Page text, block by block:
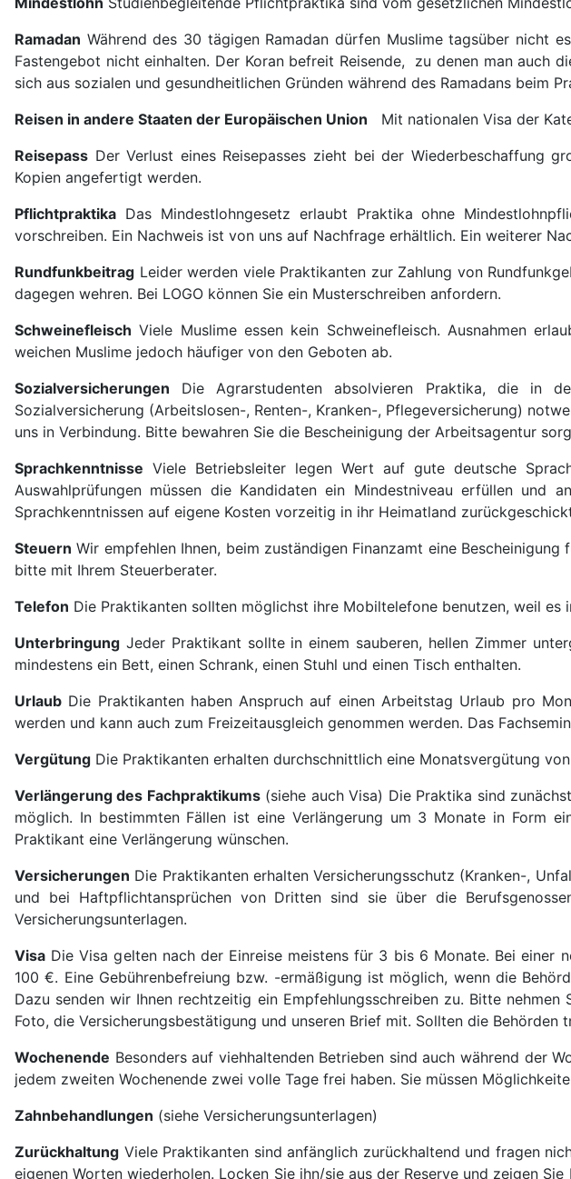
Ramadan Während des 30 tägigen Ramadan dürfen Muslime tagsüber nicht
Fastengebot nicht einhalten. Der Koran befreit Reisende, zu denen man auch
sich aus sozialen und gesundheitlichen Gründen während des Ramadans beim
Reisen in andere Staaten der Europäischen Union Mit nationalen Visa der
Reisepass Der Verlust eines Reisepasses zieht bei der Wiederbeschaffung
Kopien angefertigt werden.
Pflichtpraktika Das Mindestlohngesetz erlaubt Praktika ohne
vorschreiben. Ein Nachweis ist von uns auf Nachfrage erhältlich. Ein weiterer
Rundfunkbeitrag Leider werden viele Praktikanten zur Zahlung von
dagegen wehren. Bei LOGO können Sie ein Musterschreiben anfordern.
Schweinefleisch Viele Muslime essen kein Schweinefleisch. Ausnahmen
weichen Muslime jedoch häufiger von den Geboten ab.
Sozialversicherungen Die Agrarstudenten absolvieren Praktika, die in
Sozialversicherung (Arbeitslosen-, Renten-, Kranken-, Pflegeversicherung)
uns in Verbindung. Bitte bewahren Sie die Bescheinigung der Arbeitsagentur
Sprachkenntnisse Viele Betriebsleiter legen Wert auf gute deutsche
Auswahlprüfungen müssen die Kandidaten ein Mindestniveau erfüllen und
Sprachkenntnissen auf eigene Kosten vorzeitig in ihr Heimatland
Steuern Wir empfehlen Ihnen, beim zuständigen Finanzamt eine
bitte mit Ihrem Steuerberater.
Telefon Die Praktikanten sollten möglichst ihre Mobiltelefone benutzen, weil
Unterbringung Jeder Praktikant sollte in einem sauberen, hellen Zimmer
mindestens ein Bett, einen Schrank, einen Stuhl und einen Tisch enthalten.
Urlaub Die Praktikanten haben Anspruch auf einen Arbeitstag Urlaub pro
werden und kann auch zum Freizeitausgleich genommen werden. Das
Vergütung Die Praktikanten erhalten durchschnittlich eine Monatsvergütung
Verlängerung des Fachpraktikums(siehe auch Visa) Die Praktika sind
möglich. In bestimmten Fällen ist eine Verlängerung um 3 Monate in Form
Praktikant eine Verlängerung wünschen.
Versicherungen Die Praktikanten erhalten Versicherungsschutz (Kranken-,
und bei Haftpflichtansprüchen von Dritten sind sie über die
Versicherungsunterlagen.
Visa Die Visa gelten nach der Einreise meistens für 3 bis 6 Monate. Bei einer
100 €. Eine Gebührenbefreiung bzw. -ermäßigung ist möglich, wenn die
Dazu senden wir Ihnen rechtzeitig ein Empfehlungsschreiben zu. Bitte
Foto, die Versicherungsbestätigung und unseren Brief mit. Sollten die
Wochenende Besonders auf viehhaltenden Betrieben sind auch während der
jedem zweiten Wochenende zwei volle Tage frei haben. Sie müssen
Zahnbehandlungen (siehe Versicherungsunterlagen)
Zurückhaltung Viele Praktikanten sind anfänglich zurückhaltend und fragen
eigenen Worten wiederholen. Locken Sie ihn/sie aus der Reserve und zeigen